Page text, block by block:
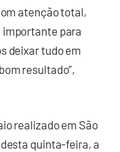
atenção total,
importante para
deixar tudo em
resultado”,
realizado em São
quinta-feira, a